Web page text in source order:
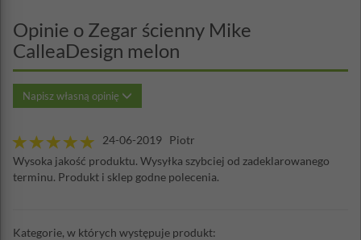
Opinie o Zegar ścienny Mike
CalleaDesign melon
Napisz własną opinię
24-06-2019 Piotr
Wysoka jakość produktu. Wysyłka szybciej od zadeklarowanego
terminu. Produkt i sklep godne polecenia.
Kategorie, w których występuje produkt: